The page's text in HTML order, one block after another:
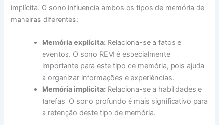
implícita. O sono influencia ambos os tipos de memória de
maneiras diferentes:
Memória explícita: Relaciona-se a fatos e
eventos. O sono REM é especialmente
importante para este tipo de memória, pois ajuda
a organizar informações e experiências.
Memória implícita: Relaciona-se a habilidades e
tarefas. O sono profundo é mais significativo para
a retenção deste tipo de memória.